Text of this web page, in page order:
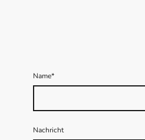
Name*
Nachricht